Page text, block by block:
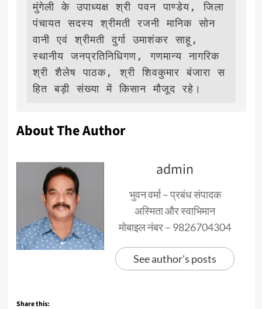
मुंगेली के उपाध्यक्ष श्री पवन पाण्डेय, जिला
पंचायत सदस्य श्रीमती रजनी मानिक सोन
वानी एवं श्रीमती दुर्गा उमाशंकर साहू,
स्थानीय जनप्रतिनिधिगण, गणमान्य नागरिक
श्री शैलेष पाठक, श्री शिवकुमार बंजारा स
हित बड़ी संख्या में किसान मौजूद रहे।
About The Author
admin
भुवन वर्मा – प्रबंध संपादक
अस्मिता और स्वाभिमान
मोबाइल नंबर – 9826704304
See author's posts
Share this: